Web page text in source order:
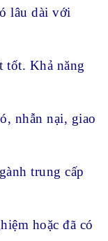
lâu dài với
tốt. Khả năng
nhẫn nại, giao
trung cấp
hoặc đã có